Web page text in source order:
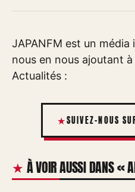
JAPANFM est un
nous en nous ajoutant
Actualités :
SUIVEZ-NOUS
À VOIR AUSSI DANS «